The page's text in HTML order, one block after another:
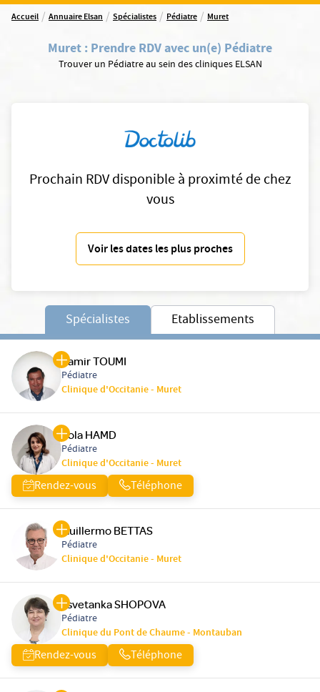
Accueil / Annuaire Elsan / Spécialistes / Pédiatre / Muret
Muret : Prendre RDV avec un(e) Pédiatre
Trouver un Pédiatre au sein des cliniques ELSAN
Prochain RDV disponible à proximté de chez
vous
Voir les dates les plus proches
Spécialistes Etablissements
Samir TOUMI
Pédiatre
Clinique d'Occitanie - Muret
Rola HAMD
Pédiatre
Clinique d'Occitanie - Muret
Rendez-vous Téléphone
Guillermo BETTAS
Pédiatre
Clinique d'Occitanie - Muret
Tsvetanka SHOPOVA
Pédiatre
Clinique du Pont de Chaume - Montauban
Rendez-vous Téléphone